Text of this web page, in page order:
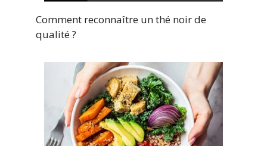
Comment reconnaître un thé noir de
qualité ?